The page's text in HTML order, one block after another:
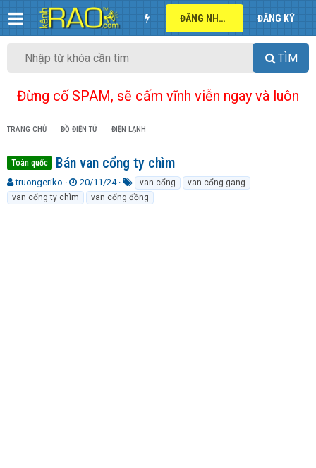
ĐĂNG NHẬP ĐĂNG KÝ
TÌM
Đừng cố SPAM, sẽ cấm vĩnh viễn ngay và luôn
TRANG CHỦ ĐỒ ĐIỆN TỬ ĐIỆN LẠNH
Toàn quốc Bán van cổng ty chìm
T
h
r
truongeriko
N
g
à
20/11/24
ừ
k
van cổng
van cổng gang
van cổng ty chìm
van cổng đồng